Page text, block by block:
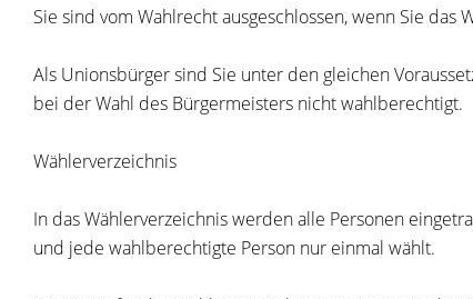
Sie sind vom Wahlrecht ausgeschlossen, wenn Sie
Als Unionsbürger sind Sie unter den gleichen
bei der Wahl des Bürgermeisters nicht wahlberechtigt.
Wählerverzeichnis
In das Wählerverzeichnis werden alle Personen
und jede wahlberechtigte Person nur einmal wählt.